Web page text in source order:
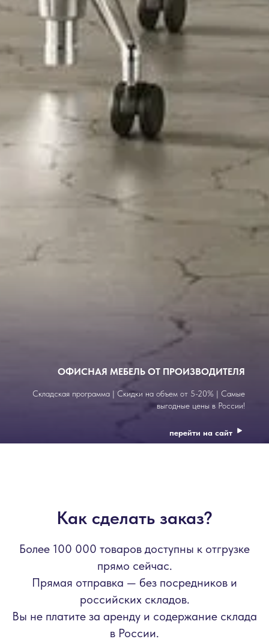
КАТАЛОГ МАСТЕРОВ ПО ВСЕЙ РОССИИ
Проверенное доверие | Профессионалы с опытом | Четыре
шага до результата!
перейти на сайт
Как сделать заказ?
Более 100 000 товаров доступны к отгрузке
прямо сейчас.
Прямая отправка — без посредников и
российских складов.
Вы не платите за аренду и содержание склада
в России.